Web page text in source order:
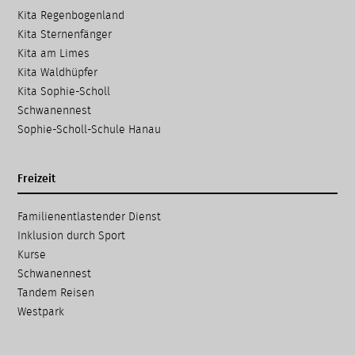
Kita Regenbogenland
Kita Sternenfänger
Kita am Limes
Kita Waldhüpfer
Kita Sophie-Scholl
Schwanennest
Sophie-Scholl-Schule Hanau
Freizeit
Navigation
überspringen
Familien­entlastender Dienst
Inklusion durch Sport
Kurse
Schwanennest
Tandem Reisen
Westpark